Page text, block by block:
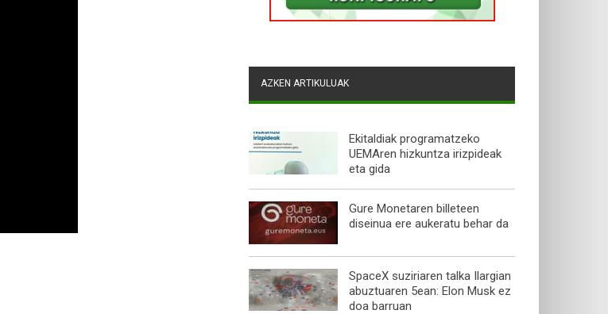
AZKEN ARTIKULUAK
Ekitaldiak programatzeko
UEMAren hizkuntza irizpideak
eta gida
Gure Monetaren billeteen
diseinua ere aukeratu behar da
SpaceX suziriaren talka Ilargian
abuztuaren 5ean: Elon Musk ez
doa barruan